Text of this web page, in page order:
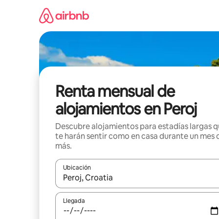
Renta mensual de
alojamientos en Peroj
Descubre alojamientos para estadías largas
te harán sentir como en casa durante un mes
más.
Ubicación
Cuando los resultados estén disponibles,
Llegada